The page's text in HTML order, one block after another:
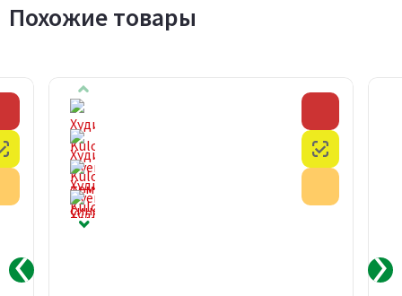
Похожие товары
Честный знак